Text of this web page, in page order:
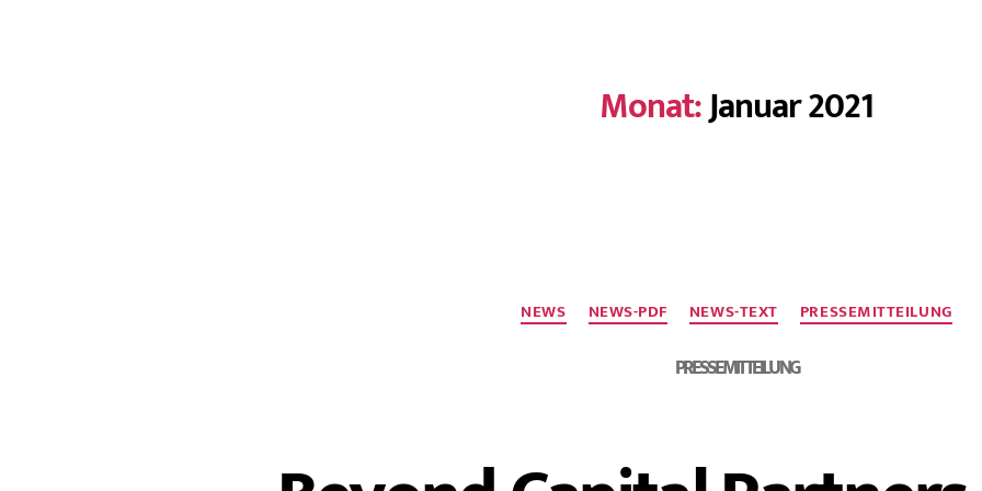
Monat:Januar 2021
NEWS NEWS-PDF NEWS-TEXT PRESSEMITTEILUNG
PRESSEMITTEILUNG